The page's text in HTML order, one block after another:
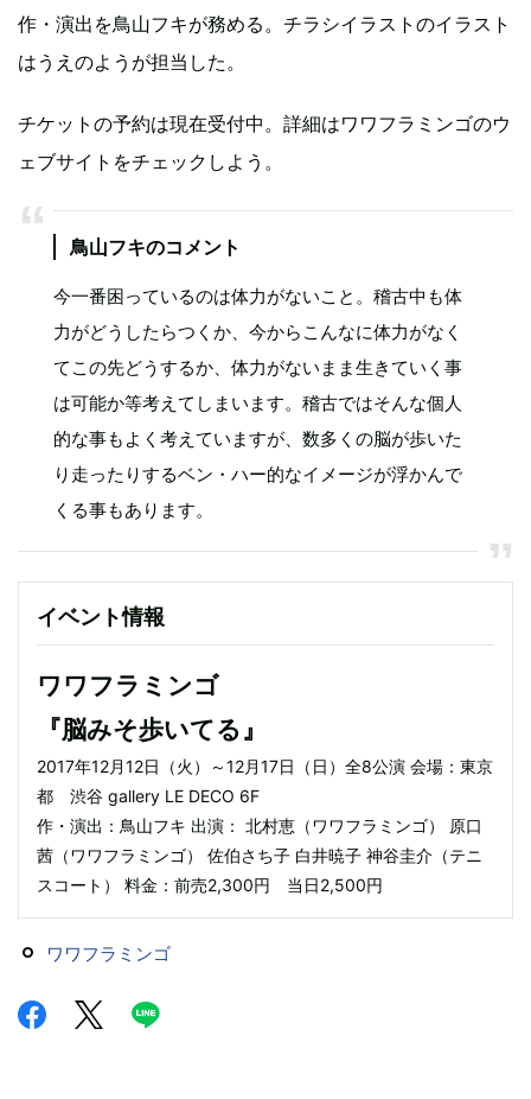
作・演出を鳥山フキが務める。チラシイラストのイラスト
はうえのようが担当した。
チケットの予約は現在受付中。詳細はワワフラミンゴのウ
ェブサイトをチェックしよう。
鳥山フキのコメント
今一番困っているのは体力がないこと。稽古中も体
力がどうしたらつくか、今からこんなに体力がなく
てこの先どうするか、体力がないまま生きていく事
は可能か等考えてしまいます。稽古ではそんな個人
的な事もよく考えていますが、数多くの脳が歩いた
り走ったりするベン・ハー的なイメージが浮かんで
くる事もあります。
イベント情報
ワワフラミンゴ
『脳みそ歩いてる』
2017年12月12日（火）～12月17日（日）全8公演 会場：東京
都 渋谷 gallery LE DECO 6F
作・演出：鳥山フキ 出演： 北村恵（ワワフラミンゴ） 原口
茜（ワワフラミンゴ） 佐伯さち子 白井暁子 神谷圭介（テニ
スコート） 料金：前売2,300円 当日2,500円
ワワフラミンゴ